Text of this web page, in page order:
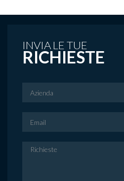
INVIA LE TUE
RICHIESTE